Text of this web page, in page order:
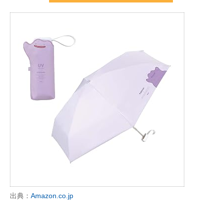
進化するPCとデバイスの未来
好きが集まる 比べて選べる
ビジネスと働き方のヒント
AI活用のいまが分かる
企業ITのトレンドを詳説
経営リーダーのコミュニティ
ITエンジニア向け専門サイト
出典： Amazon.co.jp